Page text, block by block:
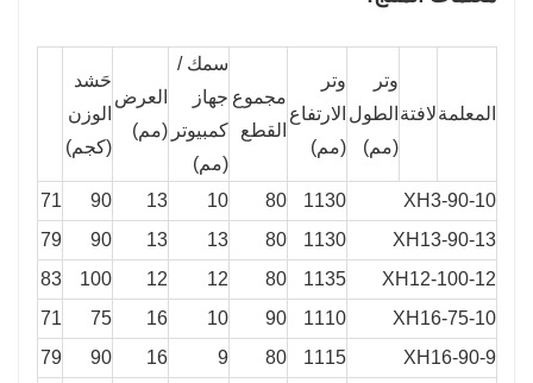
المعلمةلافتة
وتر
الطول
(مم)
وتر
الارتفاع
(مم)
مجموع
القطع
سمك /
جهاز
كمبيوتر
(مم)
العرض
(مم)
حَشد
الوزن
(كجم)
XH3-90-10
1130
80
10
13
90
71
XH13-90-13
1130
80
13
13
90
79
XH12-100-12
1135
80
12
12
100
83
XH16-75-10
1110
90
10
16
75
71
XH16-90-9
1115
80
9
16
90
79